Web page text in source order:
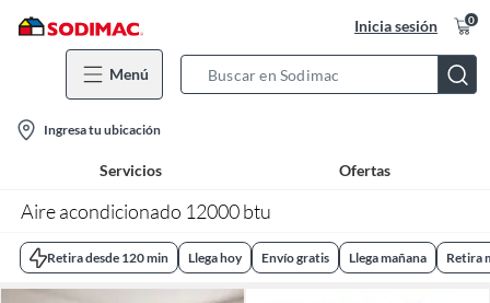
Inicia sesión 0
Menú
Bar
location-
icon
Ingresa tu ubicación
Servicios Ofertas
Aire acondicionado 12000 btu
Retira desde 120 min Llega hoy Envío gratis Llega mañana Retira